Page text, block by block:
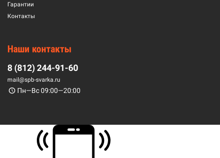
Гарантии
Контакты
Наши контакты
8 (812) 244-91-60
mail@spb-svarka.ru
Пн—Вс 09:00—20:00